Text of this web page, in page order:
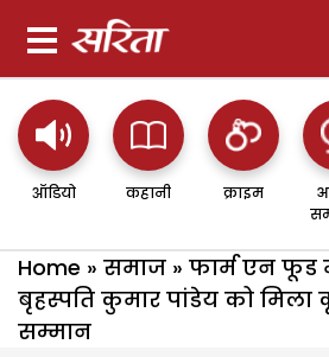
ऑडियो कहानी क्राइम
Home » समाज » फार्म एन
बृहस्पति कुमार पांडेय को
सम्मान